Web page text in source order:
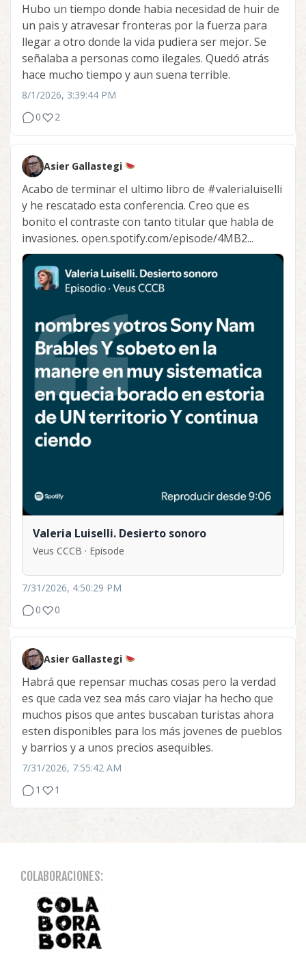
Hubo un tiempo donde habia necesidad de huir de
un pais y atravesar fronteras por la fuerza para
llegar a otro donde la vida pudiera ser mejor. Se
señalaba a personas como ilegales. Quedó atrás
hace mucho tiempo y aun suena terrible.
8/1/2026, 3:39:44 PM
0
2
Asier Gallastegi
Acabo de terminar el ultimo libro de #valerialuiselli
y he rescatado esta conferencia. Creo que es
bonito el contraste con tanto titular que habla de
invasiones. open.spotify.com/episode/4MB2...
Valeria Luiselli. Desierto sonoro
Veus CCCB · Episode
7/31/2026, 4:50:29 PM
0
0
Asier Gallastegi
Habrá que repensar muchas cosas pero la verdad
es que cada vez sea más caro viajar ha hecho que
muchos pisos que antes buscaban turistas ahora
esten disponibles para los más jovenes de pueblos
y barrios y a unos precios asequibles.
7/31/2026, 7:55:42 AM
1
1
COLABORACIONES: